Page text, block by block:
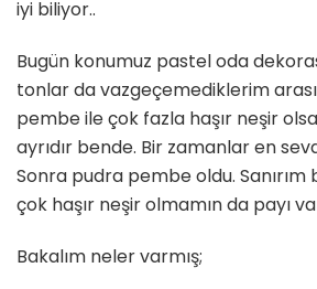
iyi biliyor..
Bugün konumuz pastel oda
tonlar da vazgeçemediklerim
pembe ile çok fazla haşır neşir
ayrıdır bende. Bir zamanlar en
Sonra pudra pembe oldu.
çok haşır neşir olmamın da payı
Bakalım neler varmış;